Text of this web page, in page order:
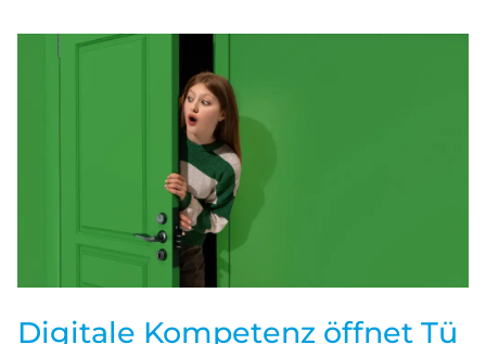
Digitale Kompetenz öffnet Tü